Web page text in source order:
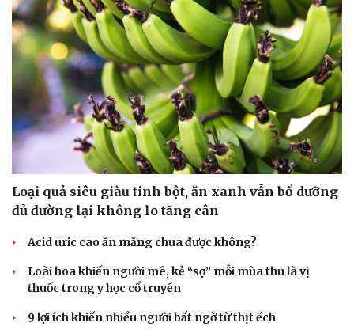
Loại quả siêu giàu tinh bột, ăn xanh vẫn bổ dưỡng
đủ đường lại không lo tăng cân
Acid uric cao ăn măng chua được không?
Loài hoa khiến người mê, kẻ “sợ” mỗi mùa thu là vị
thuốc trong y học cổ truyền
9 lợi ích khiến nhiều người bất ngờ từ thịt ếch